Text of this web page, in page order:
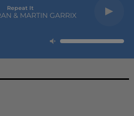
Repeat It
& MARTIN GARRIX